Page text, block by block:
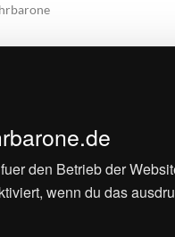
den Betrieb der
wenn du das